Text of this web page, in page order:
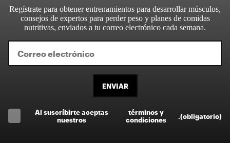
Regístrate para obtener entrenamientos para desarrollar músculos,
consejos de expertos para perder peso y planes de comidas
nutritivas, enviados a tu correo electrónico cada semana.
ENVIAR
Al suscríbirte aceptas
nuestros
términos y
condiciones
(obligatorio)